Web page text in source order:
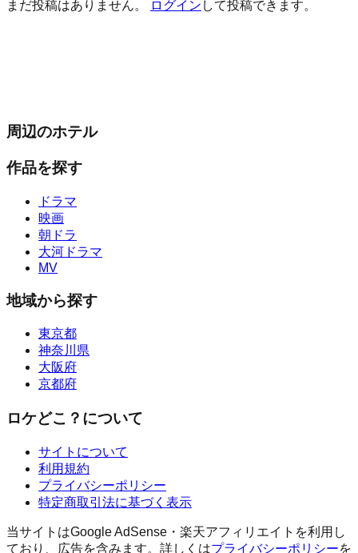
まだ投稿はありません。 ログイン して投稿できます。
周辺のホテル
作品を探す
ドラマ
映画
朝ドラ
大河ドラマ
MV
地域から探す
東京都
神奈川県
大阪府
京都府
ロケどこ？について
サイトについて
利用規約
プライバシーポリシー
特定商取引法に基づく表示
当サイトはGoogle AdSense・楽天アフィリエイトを利用し
ており、広告を含みます。詳しくはプライバシーポリシーを